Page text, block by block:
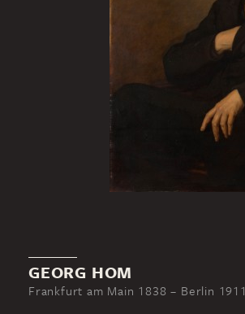
GEORG HOM
Frankfurt am Main 1838 – Berlin 1911